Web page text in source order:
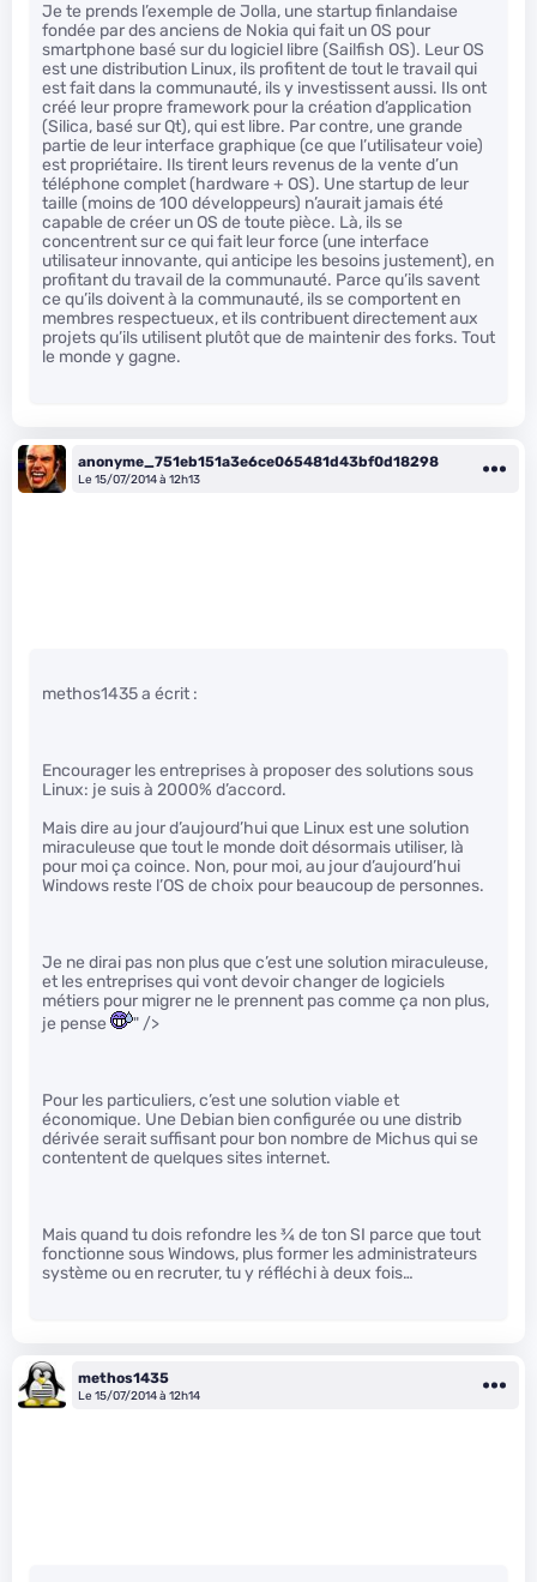
Je te prends l’exemple de Jolla, une startup finlandaise
fondée par des anciens de Nokia qui fait un OS pour
smartphone basé sur du logiciel libre (Sailfish OS). Leur OS
est une distribution Linux, ils profitent de tout le travail qui
est fait dans la communauté, ils y investissent aussi. Ils ont
créé leur propre framework pour la création d’application
(Silica, basé sur Qt), qui est libre. Par contre, une grande
partie de leur interface graphique (ce que l’utilisateur voie)
est propriétaire. Ils tirent leurs revenus de la vente d’un
téléphone complet (hardware + OS). Une startup de leur
taille (moins de 100 développeurs) n’aurait jamais été
capable de créer un OS de toute pièce. Là, ils se
concentrent sur ce qui fait leur force (une interface
utilisateur innovante, qui anticipe les besoins justement), en
profitant du travail de la communauté. Parce qu’ils savent
ce qu’ils doivent à la communauté, ils se comportent en
membres respectueux, et ils contribuent directement aux
projets qu’ils utilisent plutôt que de maintenir des forks. Tout
le monde y gagne.
anonyme_751eb151a3e6ce065481d43bf0d18298
Le 15/07/2014 à 12h13
methos1435 a écrit :
Encourager les entreprises à proposer des solutions sous
Linux: je suis à 2000% d’accord.
Mais dire au jour d’aujourd’hui que Linux est une solution
miraculeuse que tout le monde doit désormais utiliser, là
pour moi ça coince. Non, pour moi, au jour d’aujourd’hui
Windows reste l’OS de choix pour beaucoup de personnes.
Je ne dirai pas non plus que c’est une solution miraculeuse,
et les entreprises qui vont devoir changer de logiciels
métiers pour migrer ne le prennent pas comme ça non plus,
je pense
" />
Pour les particuliers, c’est une solution viable et
économique. Une Debian bien configurée ou une distrib
dérivée serait suffisant pour bon nombre de Michus qui se
contentent de quelques sites internet.
Mais quand tu dois refondre les3⁄4de ton SI parce que tout
fonctionne sous Windows, plus former les administrateurs
système ou en recruter, tu y réfléchi à deux fois…
methos1435
Le 15/07/2014 à 12h14